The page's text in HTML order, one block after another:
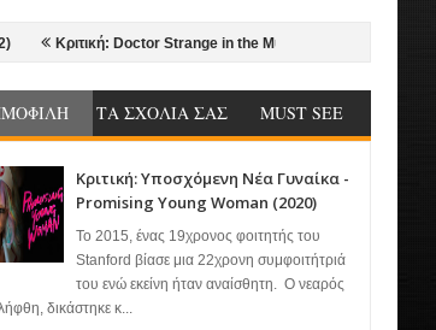
Doctor Strange in the Multiverse of Madness (2022)
ΤΑ ΣΧΟΛΙΑ ΣΑΣ MUST SEE
Κριτική: Υποσχόμενη Νέα Γυναίκα -
Promising Young Woman (2020)
Το 2015, ένας 19χρονος φοιτητής του
Stanford βίασε μια 22χρονη συμφοιτήτριά
του ενώ εκείνη ήταν αναίσθητη. Ο νεαρός
δικάστηκε κ...